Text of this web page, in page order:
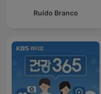
Ruído Branco